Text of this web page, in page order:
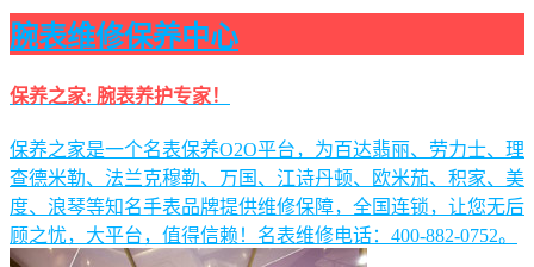
腕表维修保养中心
保养之家: 腕表养护专家！
保养之家是一个名表保养O2O平台，为百达翡丽、劳力士、理
查德米勒、法兰克穆勒、万国、江诗丹顿、欧米茄、积家、美
度、浪琴等知名手表品牌提供维修保障，全国连锁，让您无后
顾之忧，大平台，值得信赖！名表维修电话：400-882-0752。